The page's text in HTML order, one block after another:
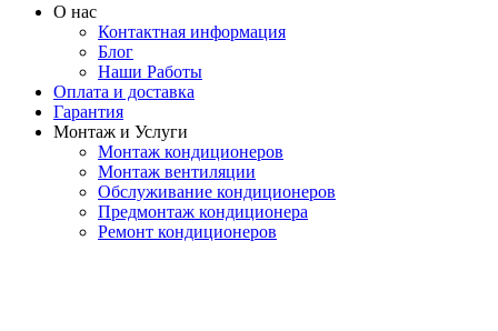
О нас
Контактная информация
Блог
Наши Работы
Оплата и доставка
Гарантия
Монтаж и Услуги
Монтаж кондиционеров
Монтаж вентиляции
Обслуживание кондиционеров
Предмонтаж кондиционера
Ремонт кондиционеров